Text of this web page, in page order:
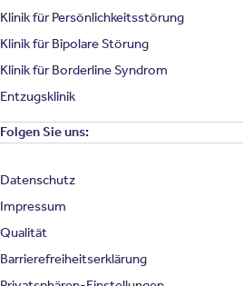
Klinik für Persönlichkeitsstörung
Klinik für Bipolare Störung
Klinik für Borderline Syndrom
Entzugsklinik
Folgen Sie uns:
Datenschutz
Impressum
Qualität
Barrierefreiheitserklärung